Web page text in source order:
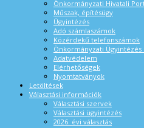
Önkormányzati Hivatali
Műszak, építésügy
Ügyintézés
Adó számlaszámok
Közérdekű telefonszámok
Önkormányzati Ügyintézés
Adatvédelem
Elérhetőségek
Nyomtatványok
Letöltések
Választási információk
Választási szervek
Választási ügyintézés
2026. évi választás